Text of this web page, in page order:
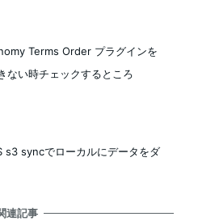
Terms Order プラグインを
ない時チェックするところ
s3 syncでローカルにデータをダ
連記事